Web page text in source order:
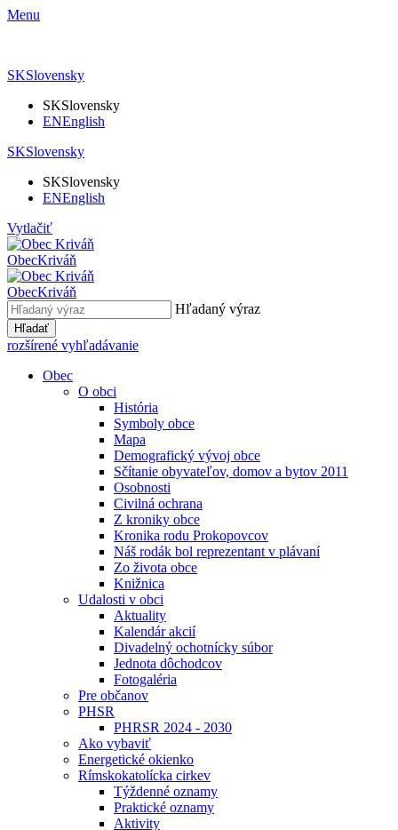
Menu
SKSlovensky
SKSlovensky
ENEnglish
SKSlovensky
SKSlovensky
ENEnglish
Vytlačiť
ObecKriváň
ObecKriváň
Hľadaný výraz
Hľadať
rozšírené vyhľadávanie
Obec
O obci
História
Symboly obce
Mapa
Demografický vývoj obce
Sčítanie obyvateľov, domov a bytov 2011
Osobnosti
Civilná ochrana
Z kroniky obce
Kronika rodu Prokopovcov
Náš rodák bol reprezentant v plávaní
Zo života obce
Knižnica
Udalosti v obci
Aktuality
Kalendár akcií
Divadelný ochotnícky súbor
Jednota dôchodcov
Fotogaléria
Pre občanov
PHSR
PHRSR 2024 - 2030
Ako vybaviť
Energetické okienko
Rímskokatolícka cirkev
Týždenné oznamy
Praktické oznamy
Aktivity